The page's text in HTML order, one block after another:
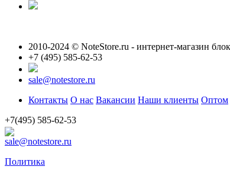
2010-2024 © NoteStore.ru - интернет-магазин
+7 (495) 585-62-53
sale@notestore.ru
Контакты О нас Вакансии Наши клиенты Оптом
+7(495) 585-62-53
sale@notestore.ru
Политика